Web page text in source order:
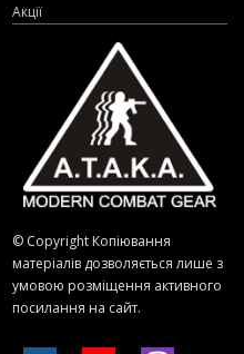
Акції
© Copyright Копіювання
матеріалів дозволяється лише з
умовою розміщення активного
посилання на сайт.